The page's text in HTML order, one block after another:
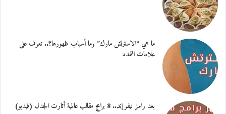
ما هي “الاسترتش مارك” وما أسباب ظهورها؟.. تعرف على
علامات التمدد
بعد رامز نيفر إند.. 8 برامج مقالب عالمية أثارت الجدل (فيديو)